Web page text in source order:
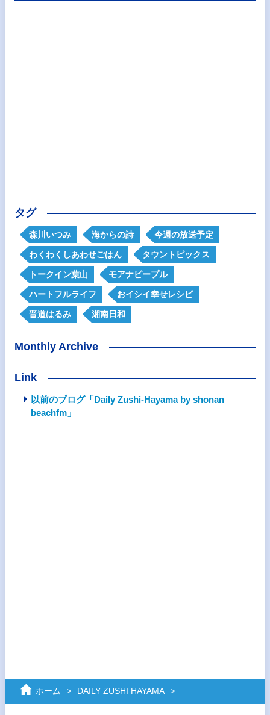
タグ
森川いつみ 海からの詩 今週の放送予定
わくわくしあわせごはん タウントピックス
トークイン葉山 モアナピープル
ハートフルライフ おイシイ幸せレシピ
晋道はるみ 湘南日和
Monthly Archive
Link
以前のブログ「Daily Zushi-Hayama by shonan
beachfm」
ホーム DAILY ZUSHI HAYAMA